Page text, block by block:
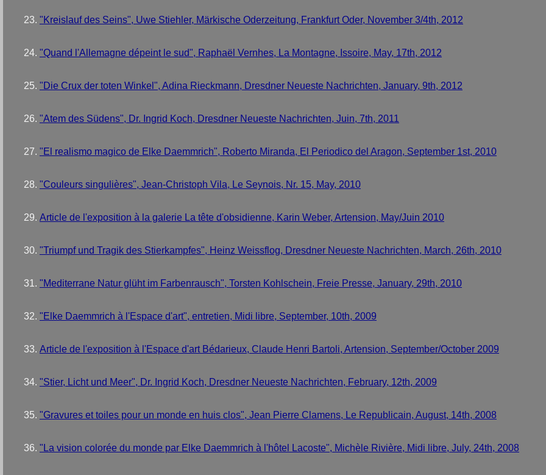
"Kreislauf des Seins", Uwe Stiehler, Märkische Oderzeitung, Frankfurt Oder, November 3/4th, 2012
"Quand l'Allemagne dépeint le sud", Raphaël Vernhes, La Montagne, Issoire, May, 17th, 2012
"Die Crux der toten Winkel", Adina Rieckmann, Dresdner Neueste Nachrichten, January, 9th, 2012
"Atem des Südens", Dr. Ingrid Koch, Dresdner Neueste Nachrichten, Juin, 7th, 2011
"El realismo magico de Elke Daemmrich", Roberto Miranda, El Periodico del Aragon, September 1st, 2010
"Couleurs singulières", Jean-Christoph Vila, Le Seynois, Nr. 15, May, 2010
Article de l'exposition à la galerie La tête d'obsidienne, Karin Weber, Artension, May/Juin 2010
"Triumpf und Tragik des Stierkampfes", Heinz Weissflog, Dresdner Neueste Nachrichten, March, 26th, 2010
"Mediterrane Natur glüht im Farbenrausch", Torsten Kohlschein, Freie Presse, January, 29th, 2010
"Elke Daemmrich à l'Espace d'art", entretien, Midi libre, September, 10th, 2009
Article de l'exposition à l'Espace d'art Bédarieux, Claude Henri Bartoli, Artension, September/October 2009
"Stier, Licht und Meer", Dr. Ingrid Koch, Dresdner Neueste Nachrichten, February, 12th, 2009
"Gravures et toiles pour un monde en huis clos", Jean Pierre Clamens, Le Republicain, August, 14th, 2008
"La vision colorée du monde par Elke Daemmrich à l'hôtel Lacoste", Michèle Rivière, Midi libre, July, 24th, 2008